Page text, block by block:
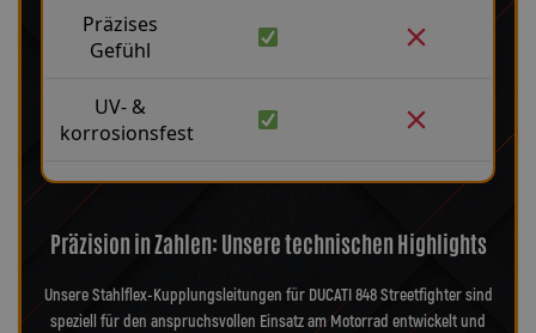
Präzises
Gefühl
UV- &
korrosionsfest
Präzision in Zahlen: Unsere technischen Highlights
Unsere Stahlflex-Kupplungsleitungen für DUCATI 848 Streetfighter sind
speziell für den anspruchsvollen Einsatz am Motorrad entwickelt und